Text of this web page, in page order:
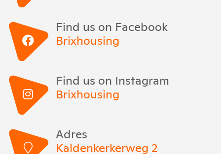
Find us on Facebook
Brixhousing
Find us on Instagram
Brixhousing
Adres
Kaldenkerkerweg 2